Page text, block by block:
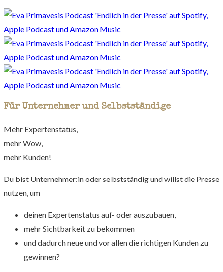
Für Unternehmer und Selbstständige
Mehr Expertenstatus,
mehr Wow,
mehr Kunden!
Du bist Unternehmer:in oder selbstständig und willst die Presse
nutzen, um
deinen Expertenstatus auf- oder auszubauen,
mehr Sichtbarkeit zu bekommen
und dadurch neue und vor allen die richtigen Kunden zu
gewinnen?